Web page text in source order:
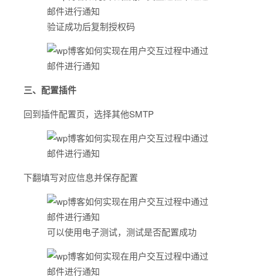
验证成功后复制授权码
三、配置插件
回到插件配置页，选择其他SMTP
下翻填写对应信息并保存配置
可以使用电子测试，测试是否配置成功